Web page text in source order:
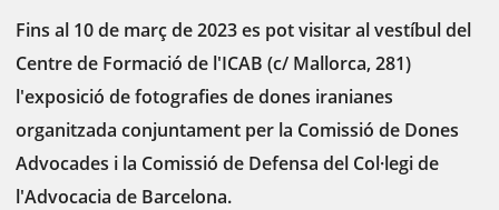
Fins al 10 de març de 2023 es pot visitar al vestíbul del
Centre de Formació de l'ICAB (c/ Mallorca, 281)
l'exposició de fotografies de dones iranianes
organitzada conjuntament per la Comissió de Dones
Advocades i la Comissió de Defensa del Col·legi de
l'Advocacia de Barcelona.